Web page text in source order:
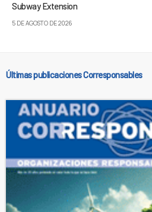
Subway Extension
5 DE AGOSTO DE 2026
Últimas publicaciones Corresponsables